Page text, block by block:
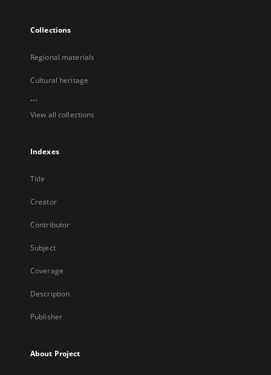
Collections
Regional materials
Cultural heritage
...
View all collections
Indexes
Title
Creator
Contributor
Subject
Coverage
Description
Publisher
About Project